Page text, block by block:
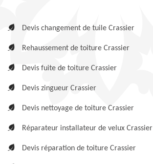
Devis changement de tuile Crassier
Rehaussement de toiture Crassier
Devis fuite de toiture Crassier
Devis zingueur Crassier
Devis nettoyage de toiture Crassier
Réparateur installateur de velux Crassier
Devis réparation de toiture Crassier